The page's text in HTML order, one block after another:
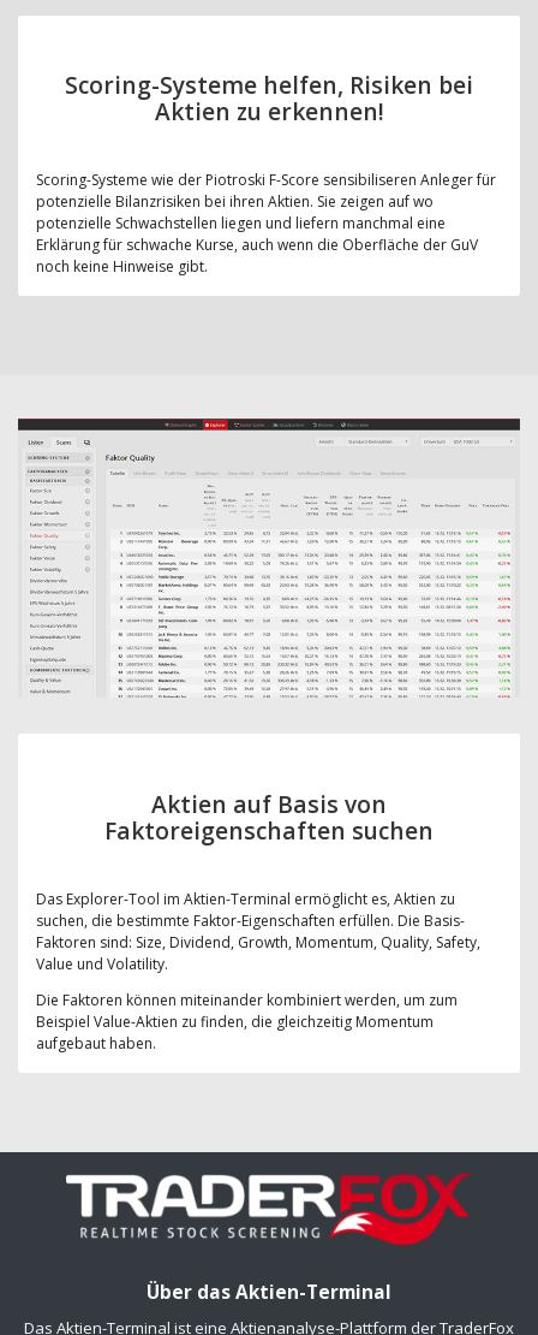
Scoring-Systeme helfen, Risiken bei
Aktien zu erkennen!
Scoring-Systeme wie der Piotroski F-Score sensibiliseren Anleger für
potenzielle Bilanzrisiken bei ihren Aktien. Sie zeigen auf wo
potenzielle Schwachstellen liegen und liefern manchmal eine
Erklärung für schwache Kurse, auch wenn die Oberfläche der GuV
noch keine Hinweise gibt.
Aktien auf Basis von
Faktoreigenschaften suchen
Das Explorer-Tool im Aktien-Terminal ermöglicht es, Aktien zu
suchen, die bestimmte Faktor-Eigenschaften erfüllen. Die Basis-
Faktoren sind: Size, Dividend, Growth, Momentum, Quality, Safety,
Value und Volatility.
Die Faktoren können miteinander kombiniert werden, um zum
Beispiel Value-Aktien zu finden, die gleichzeitig Momentum
aufgebaut haben.
Über das Aktien-Terminal
Das Aktien-Terminal ist eine Aktienanalyse-Plattform der TraderFox